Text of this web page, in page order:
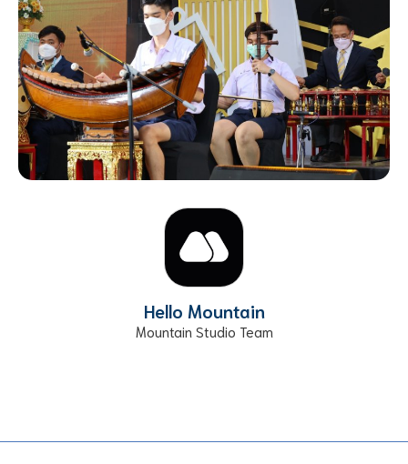
Hello Mountain
Mountain Studio Team